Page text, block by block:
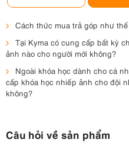
Cách thức mua trả góp như
Tại Kyma có cung cấp bất kỳ
ảnh nào cho người mới không?
Ngoài khóa học dành cho cá
cấp khóa học nhiếp ảnh cho đội
không?
Câu hỏi về sản phẩm